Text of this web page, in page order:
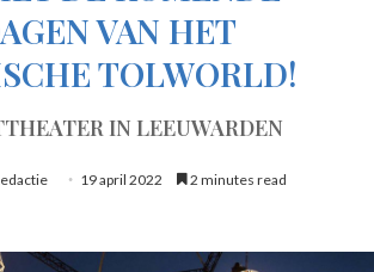
VAN HET
TOLWORLD!
IN LEEUWARDEN
19 april 2022 2 minutes read